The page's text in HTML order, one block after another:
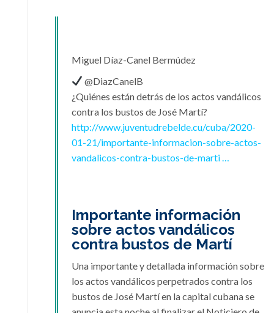
Miguel Díaz-Canel Bermúdez
@DiazCanelB
¿Quiénes están detrás de los actos vandálicos
contra los bustos de José Martí?
http://www. juventudrebelde.cu/cuba/2020-
01-21/importante-informacion-sobre-actos-
vandalicos-contra-bustos-de-marti
Importante información
sobre actos vandálicos
contra bustos de Martí
Una importante y detallada información sobre
los actos vandálicos perpetrados contra los
bustos de José Martí en la capital cubana se